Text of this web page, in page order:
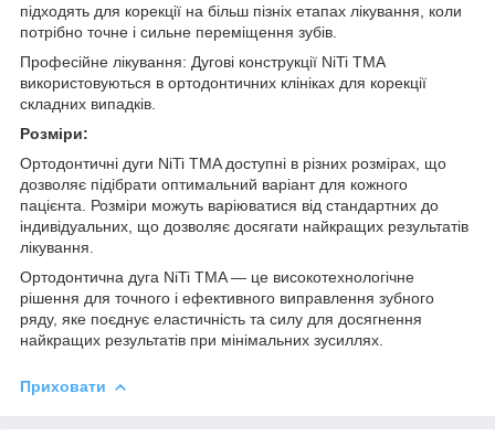
підходять для корекції на більш пізніх етапах лікування, коли
потрібно точне і сильне переміщення зубів.
Професійне лікування: Дугові конструкції NiTi TMA
використовуються в ортодонтичних клініках для корекції
складних випадків.
Розміри:
Ортодонтичні дуги NiTi TMA доступні в різних розмірах, що
дозволяє підібрати оптимальний варіант для кожного
пацієнта. Розміри можуть варіюватися від стандартних до
індивідуальних, що дозволяє досягати найкращих результатів
лікування.
Ортодонтична дуга NiTi TMA — це високотехнологічне
рішення для точного і ефективного виправлення зубного
ряду, яке поєднує еластичність та силу для досягнення
найкращих результатів при мінімальних зусиллях.
Приховати